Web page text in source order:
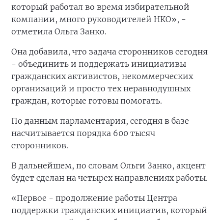
который работал во время избирательной
компании, много руководителей НКО», -
отметила Ольга Занко.
Она добавила, что задача сторонников сегодня
- объединить и поддержать инициативы
гражданских активистов, некоммерческих
организаций и просто тех неравнодушных
граждан, которые готовы помогать.
По данным парламентария, сегодня в базе
насчитывается порядка 600 тысяч
сторонников.
В дальнейшем, по словам Ольги Занко, акцент
будет сделан на четырех направлениях работы.
«Первое - продолжение работы Центра
поддержки гражданских инициатив, который